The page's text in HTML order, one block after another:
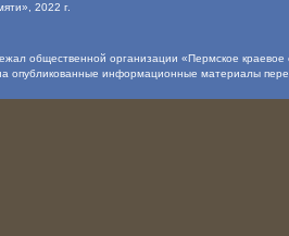
, 2022 г.
общественной организации «Пермское
опубликованные информационные материалы